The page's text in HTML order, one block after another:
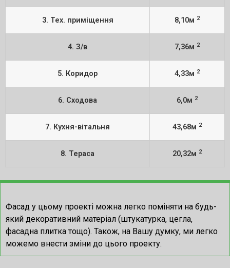
3. Тех. приміщення 8,10м 2
4. З/в 7,36м 2
5. Коридор 4,33м 2
6. Сходова 6,0м 2
7. Кухня-вітальня 43,68м 2
8. Тераса 20,32м 2
Фасад у цьому проекті можна легко поміняти на будь-
який декоративний матеріал (штукатурка, цегла,
фасадна плитка тощо). Також, на Вашу думку, ми легко
можемо внести зміни до цього проекту.